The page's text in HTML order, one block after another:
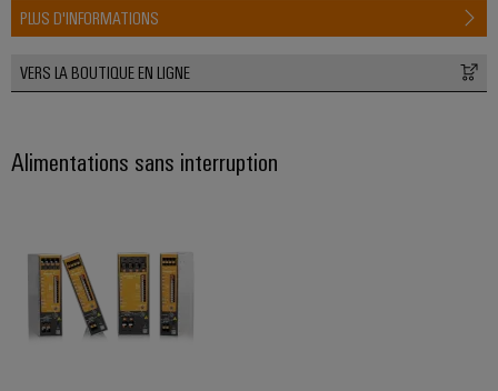
opérationnelle
dans
le
domaine
éolienne
Éclairage
Infrastructure
l'armoire
Service
d'assemblage
PLUS D'INFORMATIONS
VERS LA BOUTIQUE EN LIGNE
Alimentations sans interruption